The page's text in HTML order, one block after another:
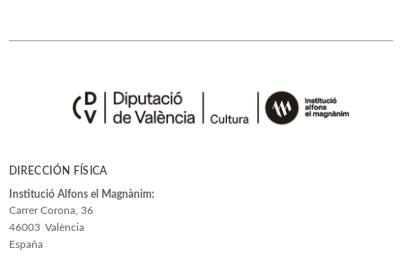
DIRECCIÓN FÍSICA
Institució Alfons el Magnànim:
Carrer Corona, 36
46003 València
España